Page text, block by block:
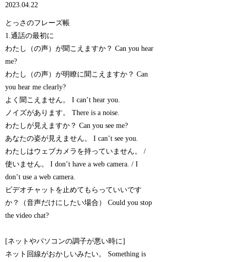
2023.04.22
とっさのフレーズ帳
1.通話の最初に
わたし（の声）が聞こえますか？ Can you hear
me?
わたし（の声）が明瞭に聞こえますか？ Can
you hear me clearly?
よく聞こえません。 I can’t hear you.
ノイズがあります。 There is a noise.
わたしが見えますか？ Can you see me?
あなたの姿が見えません。 I can’t see you.
わたしはウェブカメラを持っていません。 /
使いません。 I don’t have a web camera. / I
don’t use a web camera.
ビデオチャットを止めてもらっていいです
か？（音声だけにしたい場合） Could you stop
the video chat?
[ネットやパソコンの調子が悪い時に]
ネット回線がおかしいみたい。 Something is